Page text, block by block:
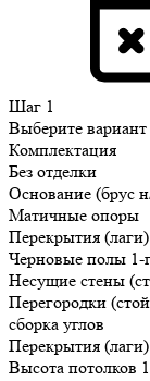
Шаг 1
Выберите
Комплектация
Без отделки
Основание (брус
Матичные опоры
Перекрытия (лаги)
Черновые полы 1-
Несущие стены
Перегородки
сборка углов
Перекрытия (лаги)
Высота потолков